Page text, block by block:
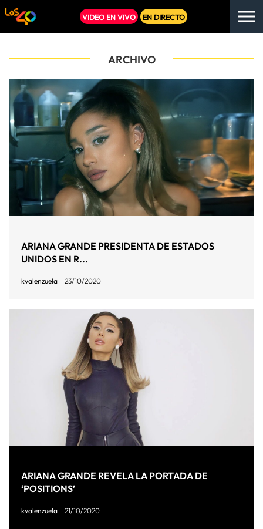
VIDEO EN VIVO EN DIRECTO
ARCHIVO
ARIANA GRANDE PRESIDENTA DE ESTADOS
UNIDOS EN R...
kvalenzuela 23/10/2020
ARIANA GRANDE REVELA LA PORTADA DE
‘POSITIONS’
kvalenzuela 21/10/2020